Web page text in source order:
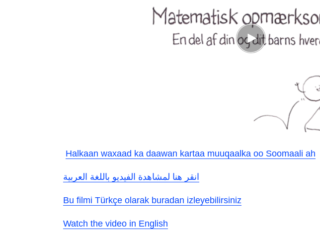
Halkaan waxaad ka daawan kartaa muuqaalka oo Soomaali ah
انقر هنا لمشاهدة الفيديو باللغة العربية
Bu filmi Türkçe olarak buradan izleyebilirsiniz
Watch the video in English